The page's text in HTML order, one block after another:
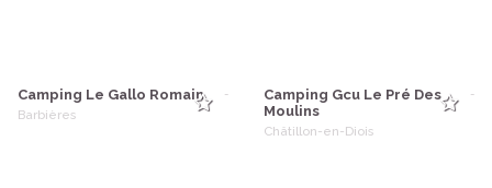
-
Camping Le Gallo Romain
Barbières
-
Camping Gcu Le Pré Des
Moulins
Châtillon-en-Diois